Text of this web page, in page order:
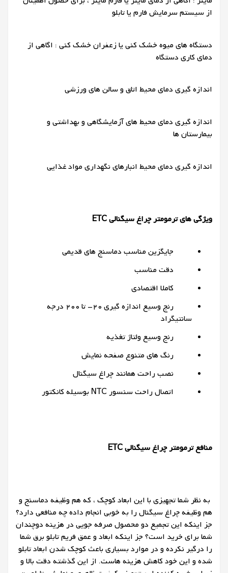
از سیستم سرمایش فارم یا تابلو
دستگاه های میوه خشک کنی یا زعفران خشک کنی : اگاهی از
دمای کاری دستگاه
اندازه گیری دمای محیط اتاق و سالن های ورزشی
اندازه گیری دمای محیط های آزمایشگاهی و بهداشتی و
بیمارستان ها
اندازه گیری دمای محیط انبارهای نگهداری مواد غذایی
ویژگی های ترمومتر چراغ سیگنالی ETC
جایگزین مناسب دماسنج های قدیمی
دقت مناسب
کاملا اقتصادی
رنج وسیع اندازه گیری 20- تا 200 درجه
سانتیگراد
رنج وسیع ولتاژ تغذیه
رنگ های متنوع صفحه نمایش
نصب راحت همانند چراغ سیگنال
اتصال راحت سنسور NTC بوسیله کانکتور
منافع ترمومتر چراغ سیگنالی ETC
به نظر شما تجهیزی با این ابعاد کوچک ، که هم وظیفه دماسنج و
هم وظیفه چراغ سیگنال را به خوبی انجام داده چه منافعی دارد؟
جز اینکه این تجمیع دو محصول صرفه جویی در هزینه دوچندان
شما برای خرید است؟ جز اینکه ابعاد و عمق فریم تابلو برق شما
را درگیر نکرده و در موارد بسیاری باعث کوچک شدن ابعاد تابلو
شده و این خود کاهش هزینه هاست. از این گذشته دقت بالا و